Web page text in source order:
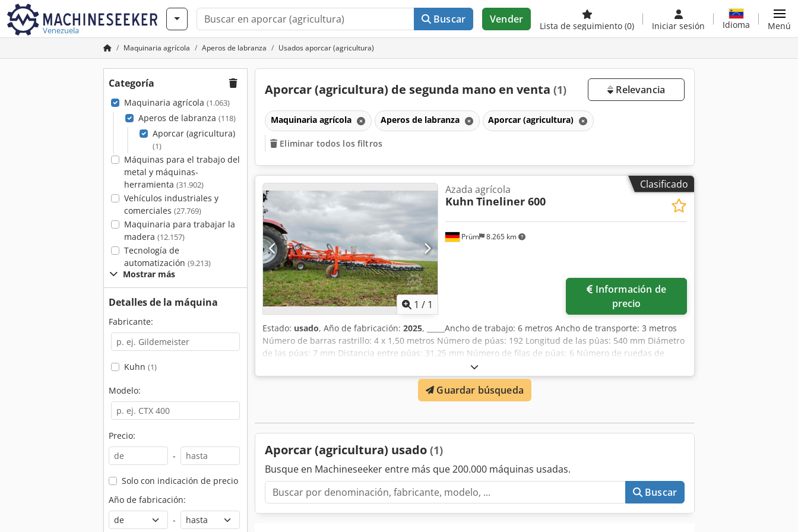
Venezuela
Buscar Vender
Lista de seguimiento (0) Iniciar sesión Idioma Menú
Maquinaria agrícola Aperos de labranza Usados aporcar (agricultura)
Categoría
Maquinaria agrícola (1.063)
Aperos de labranza (118)
Aporcar (agricultura)
(1)
Máquinas para el trabajo del
metal y máquinas-
herramienta (31.902)
Vehículos industriales y
comerciales (27.769)
Maquinaria para trabajar la
madera (12.157)
Tecnología de
automatización (9.213)
Mostrar más
Detalles de la máquina
Fabricante:
Kuhn (1)
Modelo:
Precio:
-
Solo con indicación de precio
Año de fabricación:
-
Aporcar (agricultura) de segunda mano en venta (1) Relevancia
Maquinaria agrícola Aperos de labranza Aporcar (agricultura)
Eliminar todos los filtros
Clasificado
1 / 1
Prüm 8.265 km
Azada agrícola
Kuhn Tineliner 600
precio
Estado: usado, Año de fabricación: 2025, _____Ancho de trabajo: 6 metros Ancho de transporte: 3 metros
Número de barras rastrillo: 4 x 1,50 metros Número de púas: 192 Longitud de las púas: 540 mm Diámetro
de las púas: 7 mm Distancia entre púas: 31,25 mm Número de filas de púas: 6 Número de ruedas de
apoyo: 6 Plegado: en 3 partes Acoplamiento de tres puntos, categoría 2 Potencia requerida: 51 kW / 70 CV
1 circuito hidráulico doble + 1 circuito hidráulico simple La imagen es solo un ejemplo. Crjdpfxozdmuaj
Guardar búsqueda
Aporcar (agricultura) usado (1)
Busque en Machineseeker entre más que 200.000 máquinas usadas.
Buscar